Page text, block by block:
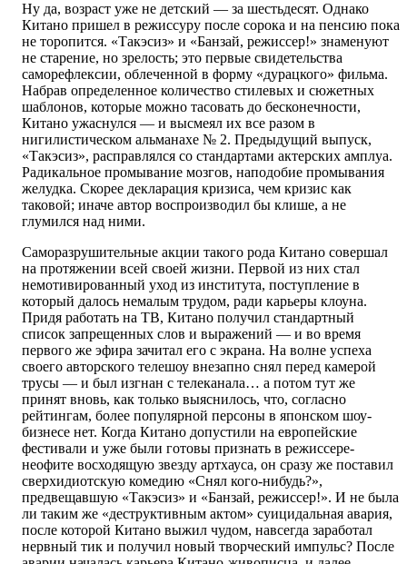
Ну да, возраст уже не детский — за шестьдесят. Однако
Китано пришел в режиссуру после сорока и на пенсию пока
не торопится. «Такэсиз» и «Банзай, режиссер!» знаменуют
не старение, но зрелость; это первые свидетельства
саморефлексии, облеченной в форму «дурацкого» фильма.
Набрав определенное количество стилевых и сюжетных
шаблонов, которые можно тасовать до бесконечности,
Китано ужаснулся — и высмеял их все разом в
нигилистическом альманахе № 2. Предыдущий выпуск,
«Такэсиз», расправлялся со стандартами актерских амплуа.
Радикальное промывание мозгов, наподобие промывания
желудка. Скорее декларация кризиса, чем кризис как
таковой; иначе автор воспроизводил бы клише, а не
глумился над ними.
Саморазрушительные акции такого рода Китано совершал
на протяжении всей своей жизни. Первой из них стал
немотивированный уход из института, поступление в
который далось немалым трудом, ради карьеры клоуна.
Придя работать на ТВ, Китано получил стандартный
список запрещенных слов и выражений — и во время
первого же эфира зачитал его с экрана. На волне успеха
своего авторского телешоу внезапно снял перед камерой
трусы — и был изгнан с телеканала… а потом тут же
принят вновь, как только выяснилось, что, согласно
рейтингам, более популярной персоны в японском шоу-
бизнесе нет. Когда Китано допустили на европейские
фестивали и уже были готовы признать в режиссере-
неофите восходящую звезду артхауса, он сразу же поставил
сверхидиотскую комедию «Снял кого-нибудь?»,
предвещавшую «Такэсиз» и «Банзай, режиссер!». И не была
ли таким же «деструктивным актом» суицидальная авария,
после которой Китано выжил чудом, навсегда заработал
нервный тик и получил новый творческий импульс? После